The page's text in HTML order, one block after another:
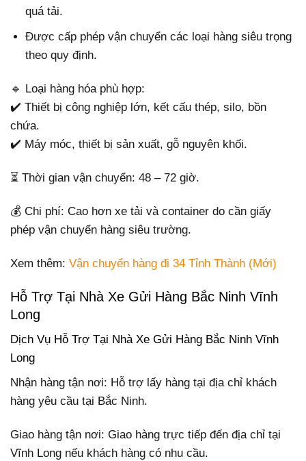
quá tải.
Được cấp phép vận chuyển các loại hàng siêu trọng
theo quy định.
🔹 Loại hàng hóa phù hợp:
✔️ Thiết bị công nghiệp lớn, kết cấu thép, silo, bồn
chứa.
✔️ Máy móc, thiết bị sản xuất, gỗ nguyên khối.
⏳ Thời gian vận chuyển: 48 – 72 giờ.
💰 Chi phí: Cao hơn xe tải và container do cần giấy
phép vận chuyển hàng siêu trường.
Xem thêm: Vận chuyển hàng đi 34 Tỉnh Thành (Mới)
Hỗ Trợ Tại Nhà Xe Gửi Hàng Bắc Ninh Vĩnh
Long
Dịch Vụ Hỗ Trợ Tại Nhà Xe Gửi Hàng Bắc Ninh Vĩnh
Long
Nhận hàng tận nơi: Hỗ trợ lấy hàng tại địa chỉ khách
hàng yêu cầu tại Bắc Ninh.
Giao hàng tận nơi: Giao hàng trực tiếp đến địa chỉ tại
Vĩnh Long nếu khách hàng có nhu cầu.